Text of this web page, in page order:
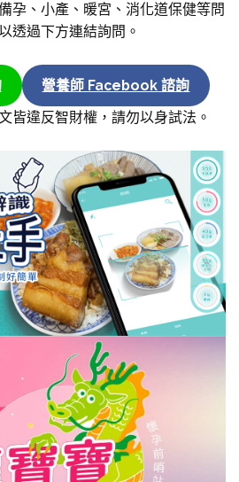
孕、小產、暖宮、消化道保健等問
透過下方連結詢問。
營養師 Facebook 諮詢
皆違反智財權，請勿以身試法。